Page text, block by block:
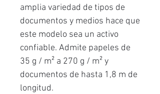
amplia variedad de tipos de
documentos y medios hace que
este modelo sea un activo
confiable. Admite papeles de
35 g / m² a 270 g / m² y
documentos de hasta 1,8 m de
longitud.